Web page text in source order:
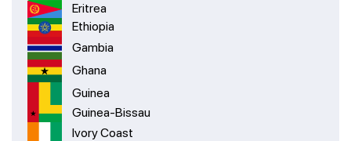
Eritrea
Ethiopia
Gambia
Ghana
Guinea
Guinea-Bissau
Ivory Coast